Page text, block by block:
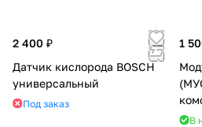
2 400 ₽
Датчик кислорода BOSCH
универсальный
Под заказ
1
(МУС) на
В